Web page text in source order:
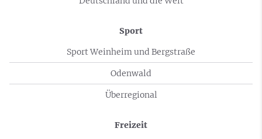
Sport
Sport Weinheim und Bergstraße
Odenwald
Überregional
Freizeit